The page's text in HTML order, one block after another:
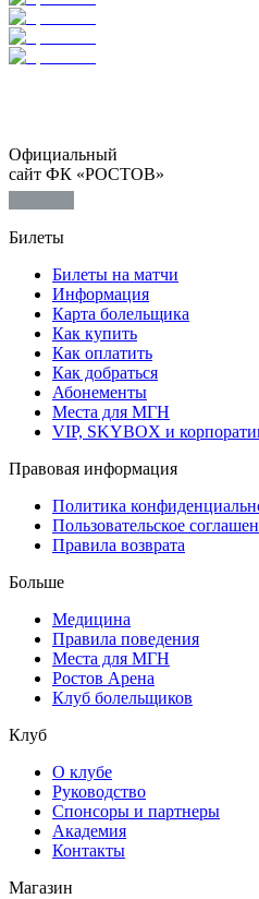
Официальный
сайт ФК «РОСТОВ»
Билеты
Билеты на матчи
Информация
Карта болельщика
Как купить
Как оплатить
Как добраться
Абонементы
Места для МГН
VIP, SKYBOX и
Правовая информация
Политика
Пользовательское
Правила возврата
Больше
Медицина
Правила поведения
Места для МГН
Ростов Арена
Клуб болельщиков
Клуб
О клубе
Руководство
Спонсоры и партнеры
Академия
Контакты
Магазин